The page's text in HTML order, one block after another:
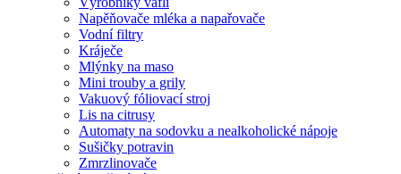
Napěňovače mléka a napařovače
Vodní filtry
Kráječe
Mlýnky na maso
Mini trouby a grily
Vakuový fóliovací stroj
Lis na citrusy
Automaty na sodovku a nealkoholické nápoje
Sušičky potravin
Zmrzlinovače